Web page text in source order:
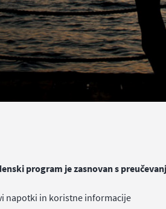
program je zasnovan s
napotki in koristne informacije